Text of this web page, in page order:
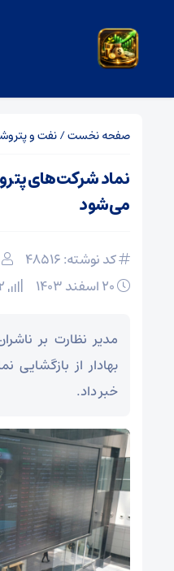
صفحه نخست/نفت و
نماد شرکت‌های
می‌شود
کد نوشته: 48516
مدیر نظارت بر
بهادار از
خبر داد.